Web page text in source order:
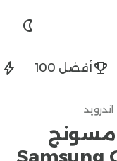
أفضل 100
اندرويد